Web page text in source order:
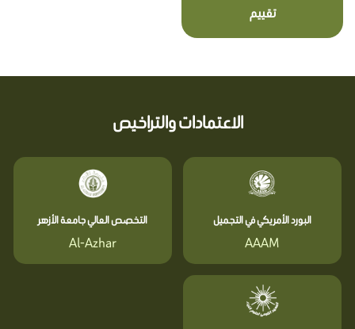
تقييم
الاعتمادات والتراخيص
البورد الأمريكي في التجميل
AAAM
التخصص العالي جامعة الأزهر
Al-Azhar